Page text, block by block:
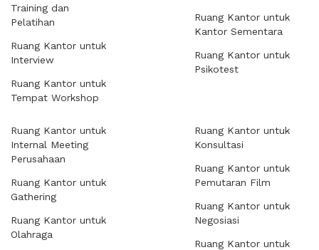
Training dan
Pelatihan
Ruang Kantor untuk
Interview
Ruang Kantor untuk
Tempat Workshop
Ruang Kantor untuk
Kantor Sementara
Ruang Kantor untuk
Psikotest
Ruang Kantor untuk
Internal Meeting
Perusahaan
Ruang Kantor untuk
Gathering
Ruang Kantor untuk
Olahraga
Ruang Kantor untuk
Konsultasi
Ruang Kantor untuk
Pemutaran Film
Ruang Kantor untuk
Negosiasi
Ruang Kantor untuk